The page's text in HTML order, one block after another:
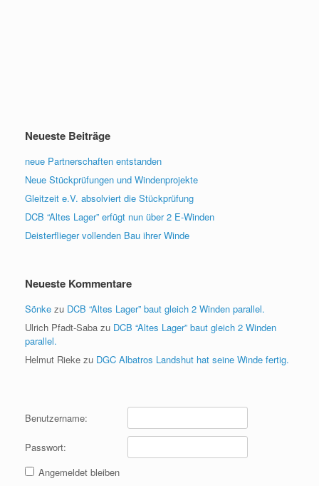
Neueste Beiträge
neue Partnerschaften entstanden
Neue Stückprüfungen und Windenprojekte
Gleitzeit e.V. absolviert die Stückprüfung
DCB “Altes Lager” erfügt nun über 2 E-Winden
Deisterflieger vollenden Bau ihrer Winde
Neueste Kommentare
Sönke zu DCB “Altes Lager” baut gleich 2 Winden parallel.
Ulrich Pfadt-Saba zu DCB “Altes Lager” baut gleich 2 Winden
parallel.
Helmut Rieke zu DGC Albatros Landshut hat seine Winde fertig.
Benutzername:
Passwort:
Angemeldet bleiben